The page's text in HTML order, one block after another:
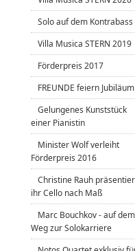
Solo auf dem Kontrabass
Villa Musica STERN 2019
Förderpreis 2017
FREUNDE feiern Jubiläum
Gelungenes Kunststück
einer Pianistin
Minister Wolf verleiht
Förderpreis 2016
Christine Rauh
ihr Cello nach Maß
Marc Bouchkov - auf dem
Weg zur Solokarriere